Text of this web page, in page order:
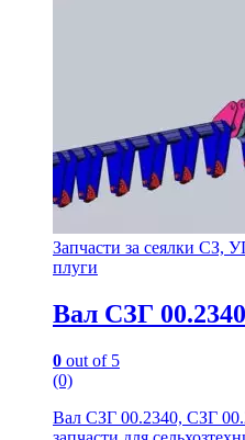
Запчасти за сеялки СЗ,
плуги
Вал СЗГ 00.2340
0 out of 5
(0)
Вал СЗГ 00.2340, СЗГ